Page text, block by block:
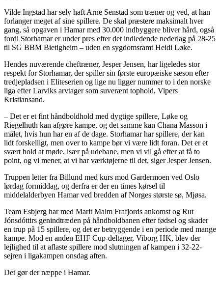
Vilde Ingstad har selv haft Arne Senstad som træner og ved, at han
forlanger meget af sine spillere. De skal præstere maksimalt hver
gang, så opgaven i Hamar med 30.000 indbyggere bliver hård, også
fordi Storhamar er under pres efter det indledende nederlag på 28-25
til SG BBM Bietigheim – uden en sygdomsramt Heidi Løke.
Hendes nuværende cheftræner, Jesper Jensen, har ligeledes stor
respekt for Storhamar, der spiller sin første europæiske sæson efter
tredjepladsen i Eliteserien og lige nu ligger nummer to i den norske
liga efter Larviks arvtager som suverænt tophold, Vipers
Kristiansand.
– Det er et fint håndboldhold med dygtige spillere, Løke og
Riegelhuth kan afgøre kampe, og det samme kan Chana Masson i
målet, hvis hun har en af de dage. Storhamar har spillere, der kan
lidt forskelligt, men over to kampe bør vi være lidt foran. Det er et
svært hold at møde, især på udebane, men vi vil gå efter at få to
point, og vi mener, at vi har værktøjerne til det, siger Jesper Jensen.
Truppen letter fra Billund med kurs mod Gardermoen ved Oslo
lørdag formiddag, og derfra er der en times kørsel til
middelalderbyen Hamar ved bredden af Norges største sø, Mjøsa.
Team Esbjerg har med Marit Malm Frafjords ankomst og Rut
Jónsdóttirs genindtræden på håndboldbanen efter fødsel og skader
en trup på 15 spillere, og det er betryggende i en periode med mange
kampe. Mod en anden EHF Cup-deltager, Viborg HK, blev der
lejlighed til at aflaste spillere mod slutningen af kampen i 32-22-
sejren i ligakampen onsdag aften.
Det gør der næppe i Hamar.